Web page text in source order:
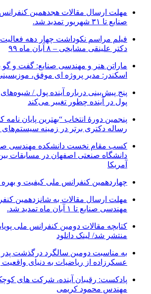
مهلت ارسال مقالات هجدهمین
صنایع تا ۳۱ شهریور تمدید شد.
فیلم مراسم نکوداشت چهار دهه
دکتر علینقی مشایخی – ۸ آبان ماه ۹۹
ماراتن هنر و مهندسی صنایع: گفت و گو
اسکندر: مدیر پروژه ای موفق،
پنج پیش‌بینی درباره آینده پول /
پول در آینده چطور تغییر می‌کند
پنجمین دورۀ انتخاب “بهترین پایان
رساله دکتری برتر در زمینه
کسب مقام نخست دانشکده مهندسی
دانشگاه صنعتی اصفهان در مسابقات
آمریکا
چهاردهمین کنفرانس ملی کیفیت و بهره وری/ ۲۷
مهلت ارسال مقالات به شانزدهمین
مهندسی صنایع تا ۱ آبان ماه تمدید شد.
کتابچه مقالات دومین کنفرانس ملی
منتشر شد/ لینک دانلود
به مناسبت دومین سالگرد درگذشت
عسکرزاده از ریاضیات به دنیای واقعیت
پادکست: رقیبان آینده، شرکت های
مهندس محمود کریمی